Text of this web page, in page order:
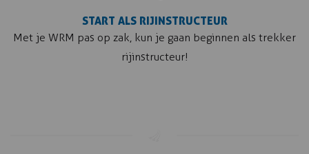
START ALS RIJINSTRUCTEUR
Met je WRM pas op zak, kun je gaan beginnen als trekker
rijinstructeur!